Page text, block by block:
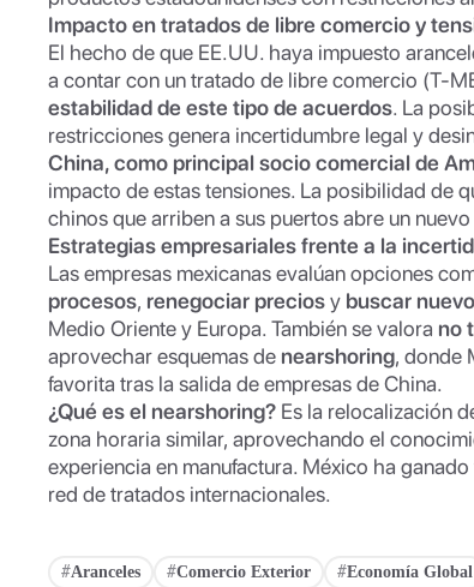
Impacto en tratados de libre comercio y
El hecho de que EE.UU. haya impuesto
a contar con un tratado de libre comercio (T-
estabilidad de este tipo de acuerdos. La
restricciones genera incertidumbre legal y
China, como principal socio comercial de
impacto de estas tensiones. La posibilidad de
chinos que arriben a sus puertos abre un
Estrategias empresariales frente a la
Las empresas mexicanas evalúan opciones
procesos, renegociar preciosy buscar
Medio Oriente y Europa. También se valora no
aprovechar esquemas de nearshoring, donde
favorita tras la salida de empresas de China.
¿Qué es el nearshoring? Es la relocalización
zona horaria similar, aprovechando el
experiencia en manufactura. México ha
red de tratados internacionales.
#Aranceles #Comercio Exterior #Economía Global